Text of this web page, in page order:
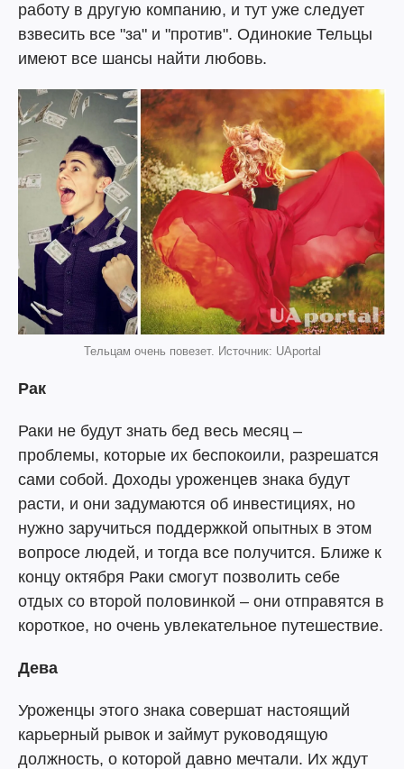
работу в другую компанию, и тут уже следует
взвесить все "за" и "против". Одинокие Тельцы
имеют все шансы найти любовь.
Тельцам очень повезет. Источник: UAportal
Рак
Раки не будут знать бед весь месяц –
проблемы, которые их беспокоили, разрешатся
сами собой. Доходы уроженцев знака будут
расти, и они задумаются об инвестициях, но
нужно заручиться поддержкой опытных в этом
вопросе людей, и тогда все получится. Ближе к
концу октября Раки смогут позволить себе
отдых со второй половинкой – они отправятся в
короткое, но очень увлекательное путешествие.
Дева
Уроженцы этого знака совершат настоящий
карьерный рывок и займут руководящую
должность, о которой давно мечтали. Их ждут